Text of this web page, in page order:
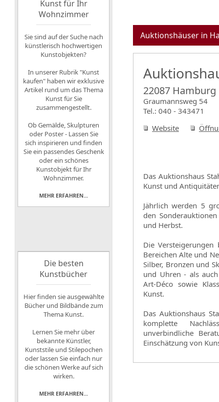
Auktionshäuser in
22087 Hamburg
Graumannsweg 54
Tel.: 040 - 343471
Website
Das Auktionshaus
Kunst und
Jährlich werden 5
den
und Herbst.
Die
Bereichen Alte und
Silber, Bronzen und
und Uhren - als
Art-Déco sowie
Kunst.
Das Auktionshaus
komplette
unverbindliche
Einschätzung von
Kunst für Ihr
Wohnzimmer
Sie sind auf der Suche nach
künstlerisch hochwertigen
Kunstobjekten?
In unserer Rubrik "Kunst
kaufen" haben wir exklusive
Artikel rund um das Thema
Kunst für Sie
zusammengestellt.
Ob Gemälde, Skulpturen
oder Poster - Lassen Sie
sich inspirieren und finden
Sie ein passendes Geschenk
oder ein schönes
Kunstobjekt für Ihr
Wohnzimmer.
MEHR ERFAHREN...
Die besten
Kunstbücher
Hier finden sie ausgewählte
Bücher und Bildbände zum
Thema Kunst.
Lernen Sie mehr über
bekannte Künstler,
Kunststile und Stilepochen
oder lassen Sie einfach nur
die schönen Werke auf sich
wirken.
MEHR ERFAHREN...